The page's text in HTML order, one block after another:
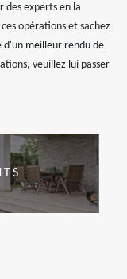
des experts en la
opérations et sachez
d'un meilleur rendu de
veuillez lui passer